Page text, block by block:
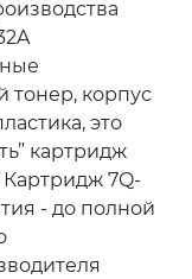
тонер, корпус
это
картридж
7Q-
- до полной